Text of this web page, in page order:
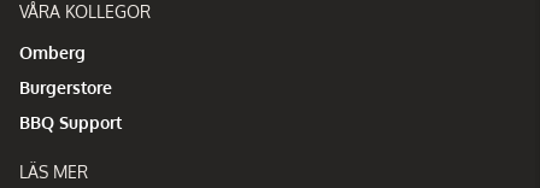
VÅRA KOLLEGOR
Omberg
Burgerstore
BBQ Support
LÄS MER